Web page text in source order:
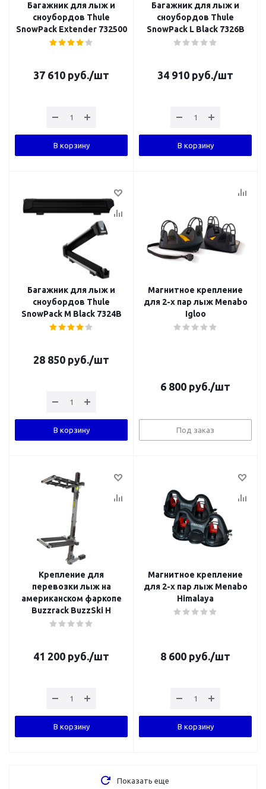
Багажник для лыж и
сноубордов Thule
SnowPack Extender 732500
37 610 руб./шт
В корзину
Багажник для лыж и
сноубордов Thule
SnowPack L Black 7326B
34 910 руб./шт
В корзину
Багажник для лыж и
сноубордов Thule
SnowPack M Black 7324B
28 850 руб./шт
В корзину
Магнитное крепление
для 2-х пар лыж Menabo
Igloo
6 800 руб./шт
Под заказ
Крепление для
перевозки лыж на
американском фаркопе
Buzzrack BuzzSki H
41 200 руб./шт
В корзину
Магнитное крепление
для 2-х пар лыж Menabo
Himalaya
8 600 руб./шт
В корзину
Показать еще